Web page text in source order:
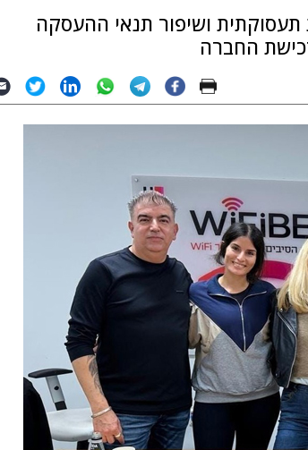
יציבות תעסוקתית ושיפור תנאי ההעסקה
החברה